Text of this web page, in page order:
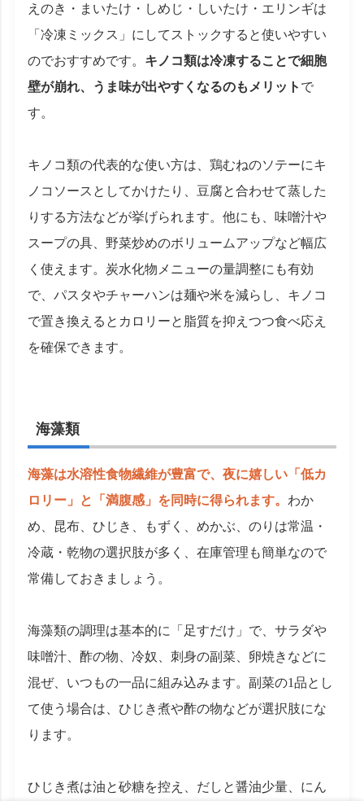
えのき・まいたけ・しめじ・しいたけ・エリンギは
「冷凍ミックス」にしてストックすると使いやすい
のでおすすめです。 キノコ類は冷凍することで細胞
壁が崩れ、うま味が出やすくなるのもメリット で
す。
キノコ類の代表的な使い方は、鶏むねのソテーにキ
ノコソースとしてかけたり、豆腐と合わせて蒸した
りする方法などが挙げられます。他にも、味噌汁や
スープの具、野菜炒めのボリュームアップなど幅広
く使えます。炭水化物メニューの量調整にも有効
で、パスタやチャーハンは麺や米を減らし、キノコ
で置き換えるとカロリーと脂質を抑えつつ食べ応え
を確保できます。
海藻類
海藻は水溶性食物繊維が豊富で、夜に嬉しい「低カ
ロリー」と「満腹感」を同時に得られます。 わか
め、昆布、ひじき、もずく、めかぶ、のりは常温・
冷蔵・乾物の選択肢が多く、在庫管理も簡単なので
常備しておきましょう。
海藻類の調理は基本的に「足すだけ」で、サラダや
味噌汁、酢の物、冷奴、刺身の副菜、卵焼きなどに
混ぜ、いつもの一品に組み込みます。副菜の1品とし
て使う場合は、ひじき煮や酢の物などが選択肢にな
ります。
ひじき煮は油と砂糖を控え、だしと醤油少量、にん